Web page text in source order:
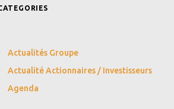
Actualités Groupe
Actualité Actionnaires / Investisseurs
Agenda